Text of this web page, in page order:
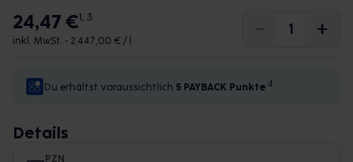
24,47 €1, 3
inkl. MwSt. • 2.447,00 € / l
Du erhältst voraussichtlich 5 PAYBACK Punkte 4
Details
PZN